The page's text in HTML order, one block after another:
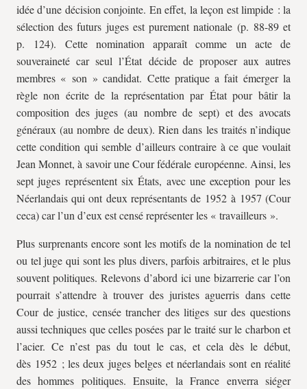
idée d’une décision conjointe. En effet, la leçon est limpide : la
sélection des futurs juges est purement nationale (p. 88-89 et
p. 124). Cette nomination apparaît comme un acte de
souveraineté car seul l’État décide de proposer aux autres
membres « son » candidat. Cette pratique a fait émerger la
règle non écrite de la représentation par État pour bâtir la
composition des juges (au nombre de sept) et des avocats
généraux (au nombre de deux). Rien dans les traités n’indique
cette condition qui semble d’ailleurs contraire à ce que voulait
Jean Monnet, à savoir une Cour fédérale européenne. Ainsi, les
sept juges représentent six États, avec une exception pour les
Néerlandais qui ont deux représentants de 1952 à 1957 (Cour
ceca) car l’un d’eux est censé représenter les « travailleurs ».
Plus surprenants encore sont les motifs de la nomination de tel
ou tel juge qui sont les plus divers, parfois arbitraires, et le plus
souvent politiques. Relevons d’abord ici une bizarrerie car l’on
pourrait s’attendre à trouver des juristes aguerris dans cette
Cour de justice, censée trancher des litiges sur des questions
aussi techniques que celles posées par le traité sur le charbon et
l’acier. Ce n’est pas du tout le cas, et cela dès le début,
dès 1952 ; les deux juges belges et néerlandais sont en réalité
des hommes politiques. Ensuite, la France enverra siéger